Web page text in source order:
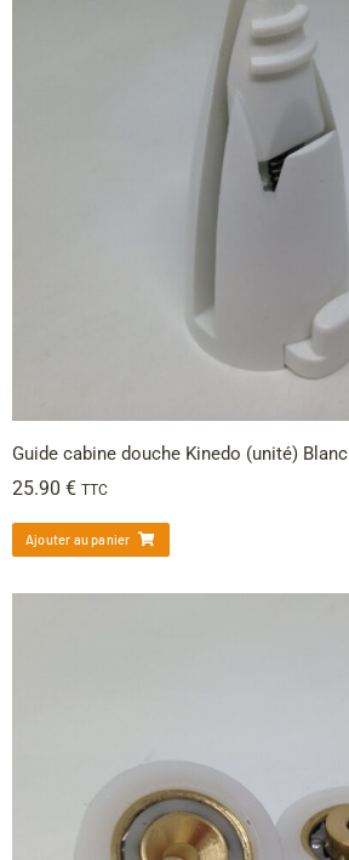
Guide cabine douche Kinedo (unité) Blanc
25.90 € TTC
Ajouter au panier